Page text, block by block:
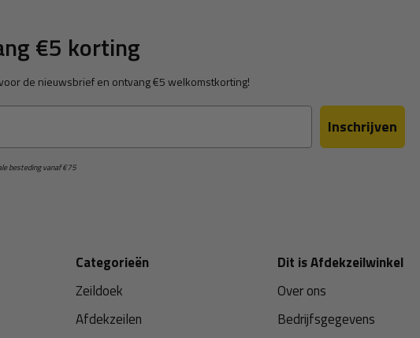
€5 korting
de nieuwsbrief en ontvang €5 welkomstkorting!
Inschrijven
besteding vanaf €75
Categorieën
Zeildoek
Afdekzeilen
Dit is Afdekzeilwinkel
Over ons
Bedrijfsgegevens